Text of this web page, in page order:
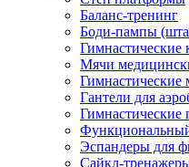
Баланс-тренинг
Боди-пампы
Гимнастические
Мячи
Гимнастические
Гантели для
Гимнастические
Эспандеры для
Сайкл-